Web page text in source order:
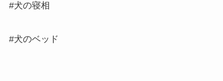
#犬の寝相
#犬のベッド